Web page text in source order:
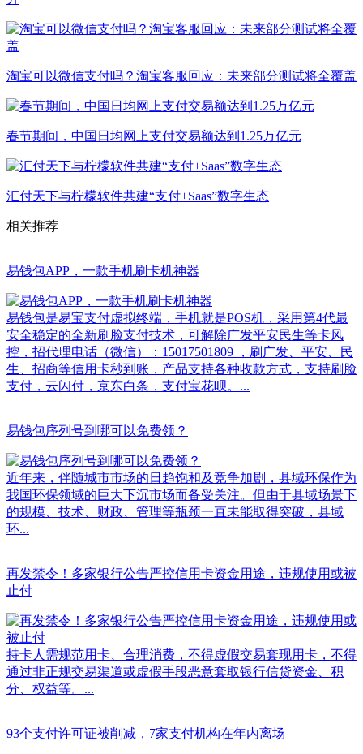
淘宝可以微信支付吗？淘宝客服回应：未来部分测试将全覆盖
春节期间，中国日均网上支付交易额达到1.25万亿元
汇付天下与柠檬软件共建“支付+Saas”数字生态
相关推荐
易钱包APP，一款手机刷卡机神器
易钱包是易宝支付虚拟终端，手机就是POS机，采用第4代最
安全稳定的全新刷脸支付技术，可解除广发平安民生等卡风
控，招代理电话（微信）：15017501809 ，刷广发、平安、民
生、招商等信用卡秒到账，产品支持各种收款方式，支持刷脸
支付，云闪付，京东白条，支付宝花呗。...
易钱包序列号到哪可以免费领？
近年来，伴随城市市场的日趋饱和及竞争加剧，县域环保作为
我国环保领域的巨大下沉市场而备受关注。但由于县域场景下
的规模、技术、财政、管理等瓶颈一直未能取得突破，县域
环...
再发禁令！多家银行公告严控信用卡资金用途，违规使用或被
止付
持卡人需规范用卡、合理消费，不得虚假交易套现用卡，不得
通过非正规交易渠道或虚假手段恶意套取银行信贷资金、积
分、权益等。...
93个支付许可证被削减，7家支付机构在年内离场